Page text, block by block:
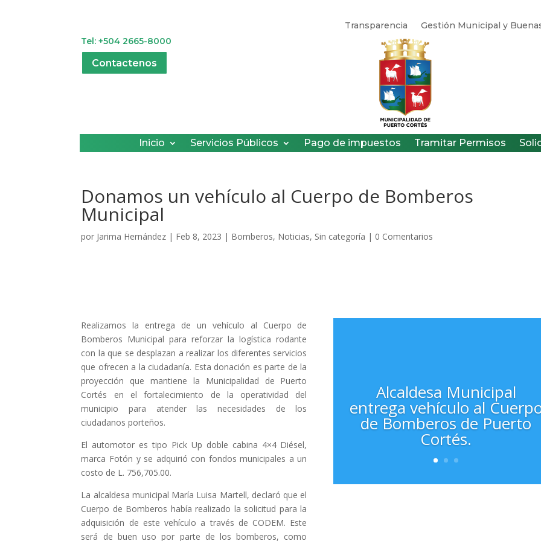
Transparencia
Gestión Municipal y
Tel: +504 2665-8000
Contactenos
Inicio Servicios Públicos Pago de impuestos Tramitar Permisos
Donamos un vehículo al Cuerpo de Bomberos
Municipal
por Jarima Hernández | Feb 8, 2023 | Bomberos, Noticias, Sin categoría | 0 Comentarios
Realizamos la entrega de un vehículo al Cuerpo de
Bomberos Municipal para reforzar la logística rodante
con la que se desplazan a realizar los diferentes servicios
que ofrecen a la ciudadanía. Esta donación es parte de la
proyección que mantiene la Municipalidad de Puerto
Cortés en el fortalecimiento de la operatividad del
municipio para atender las necesidades de los
ciudadanos porteños.
El automotor es tipo Pick Up doble cabina 4×4 Diésel,
marca Fotón y se adquirió con fondos municipales a un
costo de L. 756,705.00.
La alcaldesa municipal María Luisa Martell, declaró que el
Cuerpo de Bomberos había realizado la solicitud para la
adquisición de este vehículo a través de CODEM. Este
será de buen uso por parte de los bomberos, como
Alcaldesa Municipal
entrega vehículo al
de Bomberos de Puerto
Cortés.